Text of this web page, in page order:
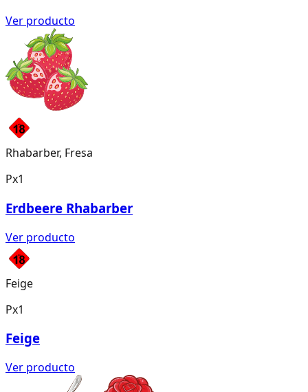
Ver producto
Rhabarber, Fresa
Px1
Erdbeere Rhabarber
Ver producto
Feige
Px1
Feige
Ver producto